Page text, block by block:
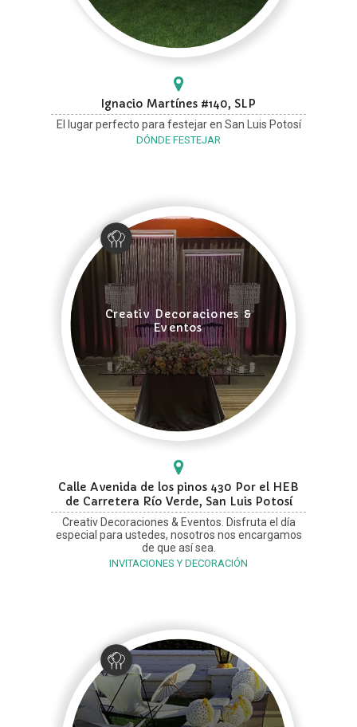
Ignacio Martínes #140, SLP
El lugar perfecto para festejar en San Luis Potosí
DÓNDE FESTEJAR
Creativ Decoraciones &
Eventos
Calle Avenida de los pinos 430 Por el HEB
de Carretera Río Verde, San Luis Potosí
Creativ Decoraciones & Eventos. Disfruta el día
especial para ustedes, nosotros nos encargamos
de que así sea.
INVITACIONES Y DECORACIÓN